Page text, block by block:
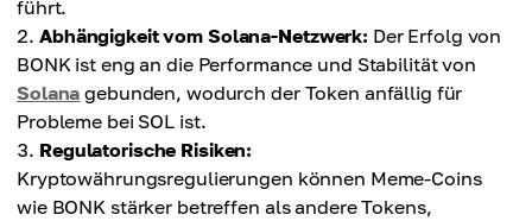
führt.
Abhängigkeit vom Solana-Netzwerk: Der Erfolg von
BONK ist eng an die Performance und Stabilität von
Solana gebunden, wodurch der Token anfällig für
Probleme bei SOL ist.
Regulatorische Risiken:
Kryptowährungsregulierungen können Meme-Coins
wie BONK stärker betreffen als andere Tokens,